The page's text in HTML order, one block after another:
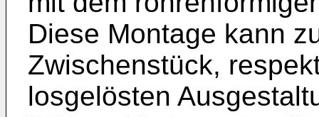
Diese Montage kann
Zwischenstück,
losgelösten